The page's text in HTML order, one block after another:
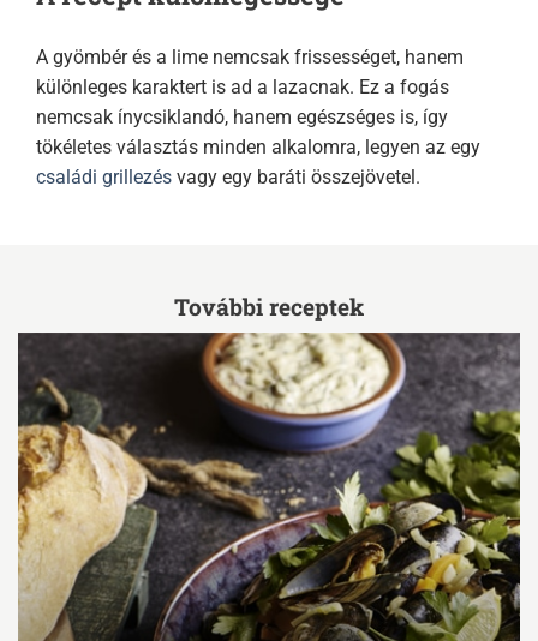
A gyömbér és a lime nemcsak frissességet, hanem
különleges karaktert is ad a lazacnak. Ez a fogás
nemcsak ínycsiklandó, hanem egészséges is, így
tökéletes választás minden alkalomra, legyen az egy
családi grillezés vagy egy baráti összejövetel.
További receptek